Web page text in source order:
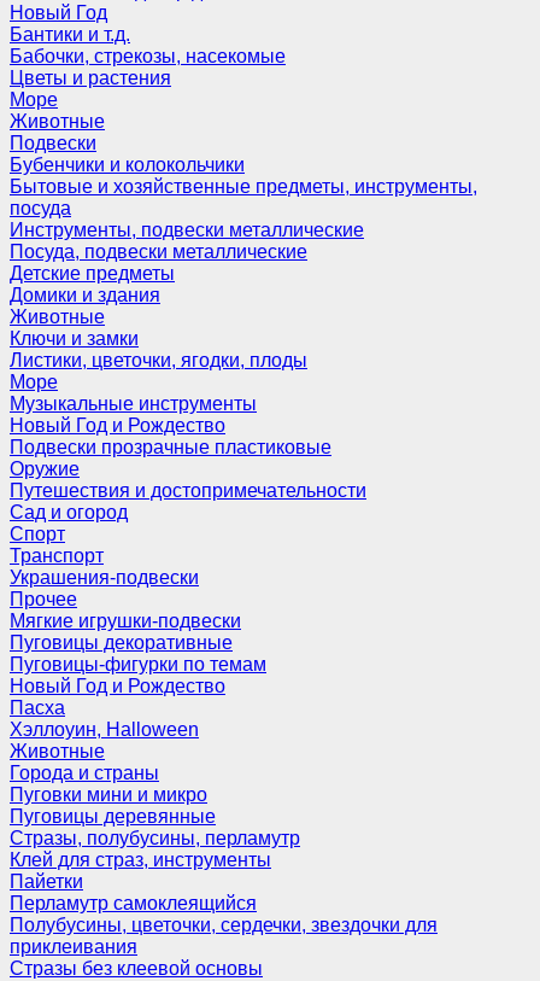
Новый Год
Бантики и т.д.
Бабочки, стрекозы, насекомые
Цветы и растения
Море
Животные
Подвески
Бубенчики и колокольчики
Бытовые и хозяйственные предметы, инструменты,
посуда
Инструменты, подвески металлические
Посуда, подвески металлические
Детские предметы
Домики и здания
Животные
Ключи и замки
Листики, цветочки, ягодки, плоды
Море
Музыкальные инструменты
Новый Год и Рождество
Подвески прозрачные пластиковые
Оружие
Путешествия и достопримечательности
Сад и огород
Спорт
Транспорт
Украшения-подвески
Прочее
Мягкие игрушки-подвески
Пуговицы декоративные
Пуговицы-фигурки по темам
Новый Год и Рождество
Пасха
Хэллоуин, Halloween
Животные
Города и страны
Пуговки мини и микро
Пуговицы деревянные
Стразы, полубусины, перламутр
Клей для страз, инструменты
Пайетки
Перламутр самоклеящийся
Полубусины, цветочки, сердечки, звездочки для
приклеивания
Стразы без клеевой основы